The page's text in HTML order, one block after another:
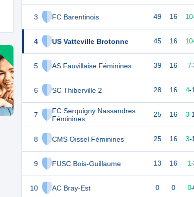
3 FC Barentinois
4 US Vatteville Brotonne
5 AS Fauvillaise Féminines
6 SC Thiberville 2
7
FC Serquigny Nassandres
Féminines
8 CMS Oissel Féminines
9 FUSC Bois-Guillaume
10 AC Bray-Est
49 16 10
45 16 10
39 16 7-
28 16 4-
25 16 3-
25 16 3-
13 16 1-
0 0 0-